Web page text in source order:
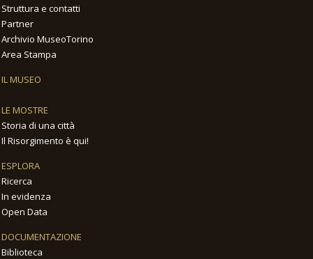
Struttura e contatti
Partner
Archivio MuseoTorino
Area Stampa
IL MUSEO
LE MOSTRE
Storia di una città
Il Risorgimento è qui!
ESPLORA
Ricerca
In evidenza
Open Data
DOCUMENTAZIONE
Biblioteca